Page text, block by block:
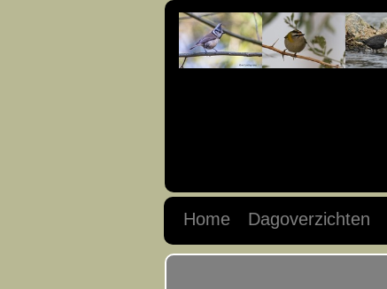
Home Dagoverzichten